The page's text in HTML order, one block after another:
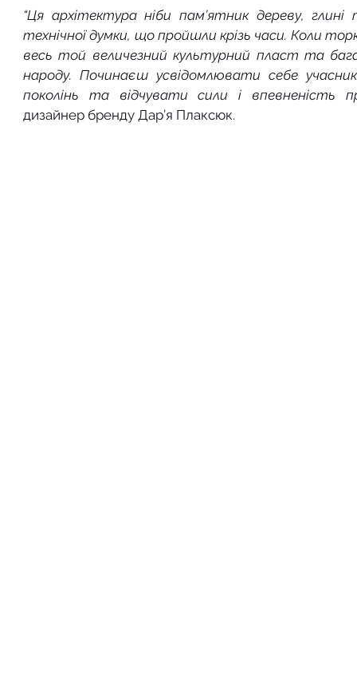
“Ця архітектура ніби пам’ятник дереву, глині
технічної думки, що пройшли крізь часи. Коли
весь той величезний культурний пласт та
народу. Починаєш усвідомлювати себе
поколінь та відчувати сили і впевненість
дизайнер бренду Дар’я Плаксюк.